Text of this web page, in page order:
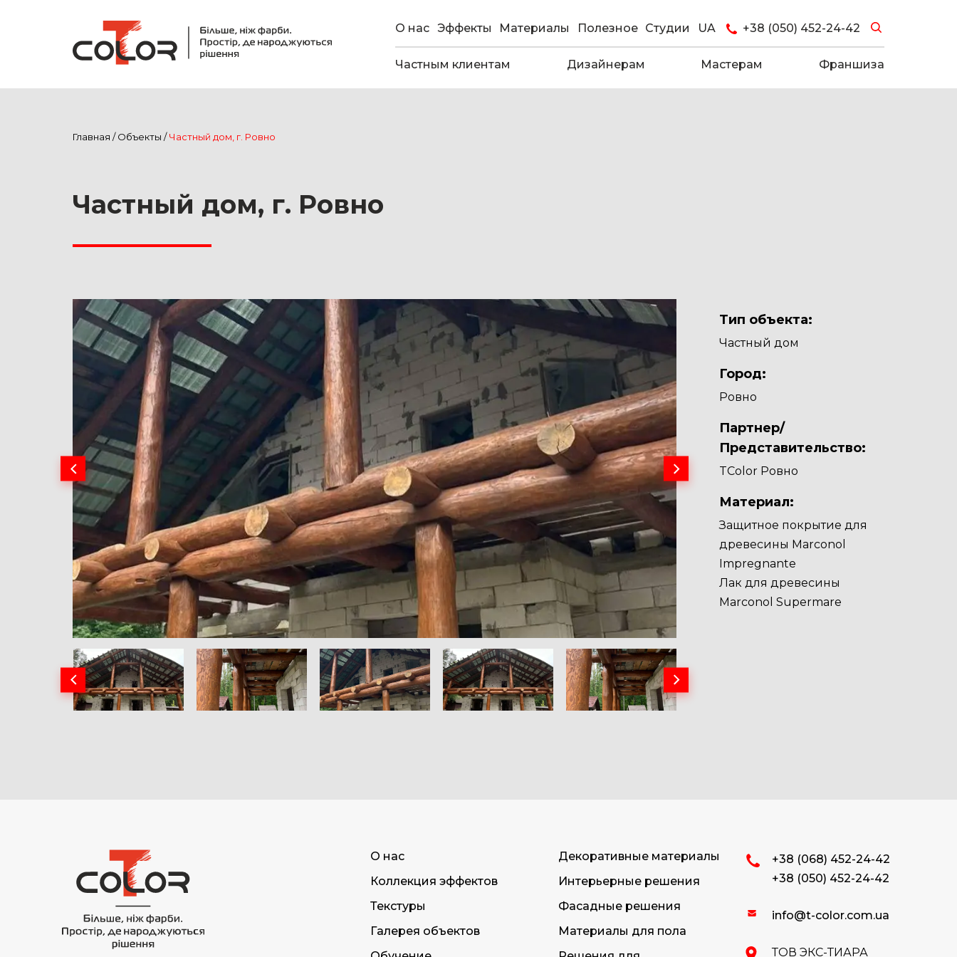
О нас Эффекты Материалы Полезное Студии UA +38 (050) 452-24-42
Частным клиентам Дизайнерам Мастерам Франшиза
Главная /Объекты /Частный дом, г. Ровно
Частный дом, г. Ровно
Тип объекта:
Частный дом
Город:
Ровно
Партнер/
Представительство:
TColor Ровно
Материал:
Защитное покрытие для
древесины Marconol
Impregnante
Лак для древесины
Marconol Supermare
О нас
Коллекция эффектов
Текстуры
Галерея объектов
Декоративные материалы
Интерьерные решения
Фасадные решения
Материалы для пола
+38 (068) 452-24-42
+38 (050) 452-24-42
info@t-color.com.ua
ТОВ ЭКС-ТИАРА